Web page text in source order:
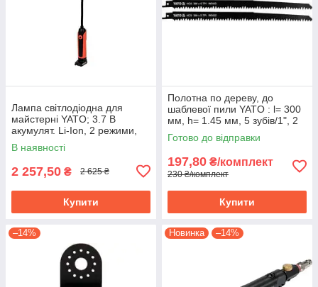
Лампа світлодіодна для
майстерні YATO; 3.7 В
акумулят. Li-Ion, 2 режими,
зарядний USB пристрій YT-
08527
В наявності
2 257,50 ₴ 2 625 ₴
Купити
Полотна по дереву, до
шаблевої пили YATO : l= 300
мм, h= 1.45 мм, 5 зубів/1", 2
шт. YT-33920
Готово до відправки
197,80 ₴/комплект
230 ₴/комплект
Купити
–14% Новинка –14%